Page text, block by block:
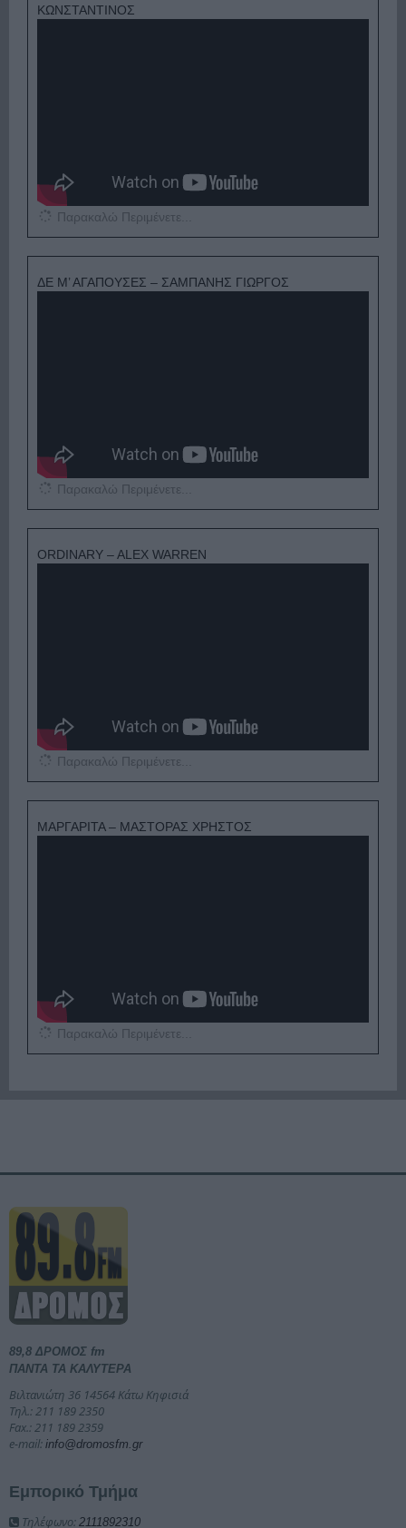
ΚΩΝΣΤΑΝΤΙΝΟΣ
Παρακαλώ Περιμένετε...
ΔΕ Μ’ ΑΓΑΠΟΥΣΕΣ – ΣΑΜΠΑΝΗΣ ΓΙΩΡΓΟΣ
Παρακαλώ Περιμένετε...
ORDINARY – ALEX WARREN
Παρακαλώ Περιμένετε...
ΜΑΡΓΑΡΙΤΑ – ΜΑΣΤΟΡΑΣ ΧΡΗΣΤΟΣ
Παρακαλώ Περιμένετε...
89,8 ΔΡΟΜΟΣ fm
ΠΑΝΤΑ ΤΑ ΚΑΛΥΤΕΡΑ
Βιλτανιώτη 36 14564 Κάτω Κηφισιά
Τηλ.: 211 189 2350
Fax.: 211 189 2359
e-mail: info@dromosfm.gr
Εμπορικό Τμήμα
Τηλέφωνο: 2111892310